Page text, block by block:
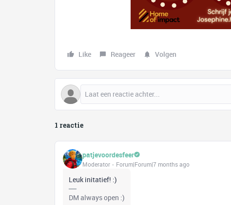
Like Reageer Volgen
1 reactie
patjevoordesfeer
Moderator Forum|Forum|7 months ago
Leuk initatief! :)
DM always open :)